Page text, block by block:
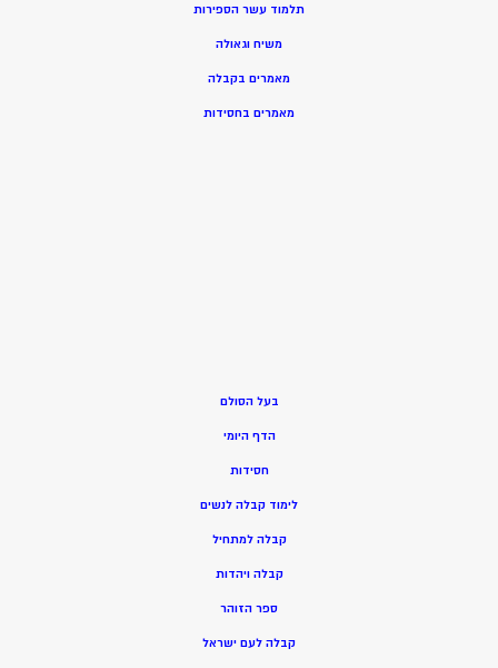
תלמוד עשר הספירות
משיח וגאולה
מאמרים בקבלה
מאמרים בחסידות
בעל הסולם
הדף היומי
חסידות
לימוד קבלה לנשים
קבלה למתחיל
קבלה ויהדות
ספר הזוהר
קבלה לעם ישראל